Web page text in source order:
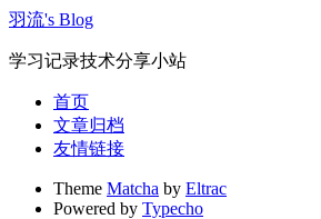
羽流's Blog
学习记录技术分享小站
首页
文章归档
友情链接
Theme Matcha by Eltrac
Powered by Typecho